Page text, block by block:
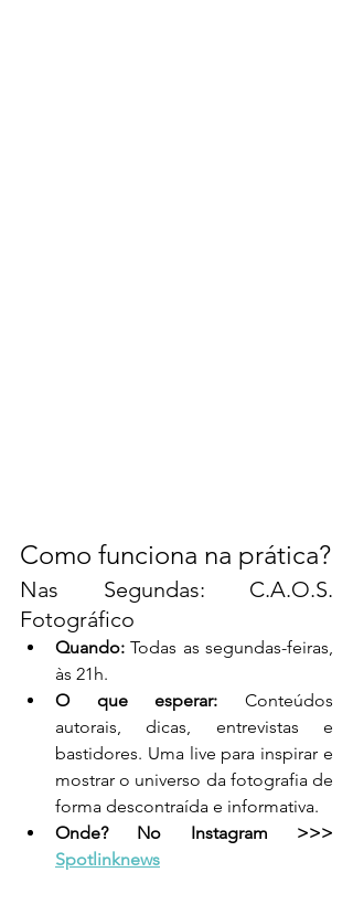
Como funciona na prática?
Nas Segundas: C.A.O.S.
Fotográfico
Quando: Todas as segundas-feiras,
às 21h.
O que esperar: Conteúdos
autorais, dicas, entrevistas e
bastidores. Uma live para inspirar e
mostrar o universo da fotografia de
forma descontraída e informativa.
Spotlinknews